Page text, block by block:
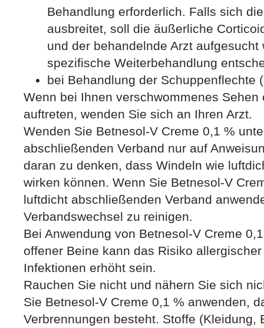
Behandlung erforderlich. Falls sich
ausbreitet, soll die äußerliche
und der behandelnde Arzt
spezifische Weiterbehandlung
bei Behandlung der Schuppenflechte
Wenn bei Ihnen verschwommenes
auftreten, wenden Sie sich an Ihren Arzt.
Wenden Sie Betnesol-V Creme 0,1 %
abschließenden Verband nur auf
daran zu denken, dass Windeln wie
wirken können. Wenn Sie Betnesol-V
luftdicht abschließenden Verband
Verbandswechsel zu reinigen.
Bei Anwendung von Betnesol-V Creme
offener Beine kann das Risiko
Infektionen erhöht sein.
Rauchen Sie nicht und nähern Sie sich
Sie Betnesol-V Creme 0,1 % anwenden,
Verbrennungen besteht. Stoffe (Kleidung,